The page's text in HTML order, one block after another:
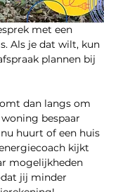
met een
Als je dat wilt, kun
plannen bij
dan langs om
bespaar
huurt of een huis
kijkt
mogelijkheden
jij minder